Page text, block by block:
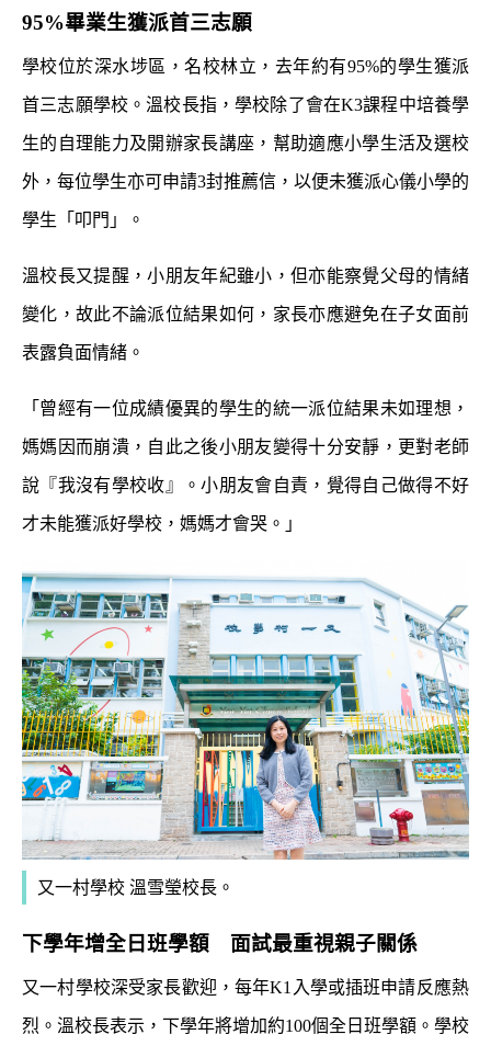
95%畢業生獲派首三志願
學校位於深水埗區，名校林立，去年約有95%的學生獲派
首三志願學校。溫校長指，學校除了會在K3課程中培養學
生的自理能力及開辦家長講座，幫助適應小學生活及選校
外，每位學生亦可申請3封推薦信，以便未獲派心儀小學的
學生「叩門」。
溫校長又提醒，小朋友年紀雖小，但亦能察覺父母的情緒
變化，故此不論派位結果如何，家長亦應避免在子女面前
表露負面情緒。
「曾經有一位成績優異的學生的統一派位結果未如理想，
媽媽因而崩潰，自此之後小朋友變得十分安靜，更對老師
說『我沒有學校收』。小朋友會自責，覺得自己做得不好
才未能獲派好學校，媽媽才會哭。」
又一村學校 溫雪瑩校長。
下學年增全日班學額 面試最重視親子關係
又一村學校深受家長歡迎，每年K1入學或插班申請反應熱
烈。溫校長表示，下學年將增加約100個全日班學額。學校